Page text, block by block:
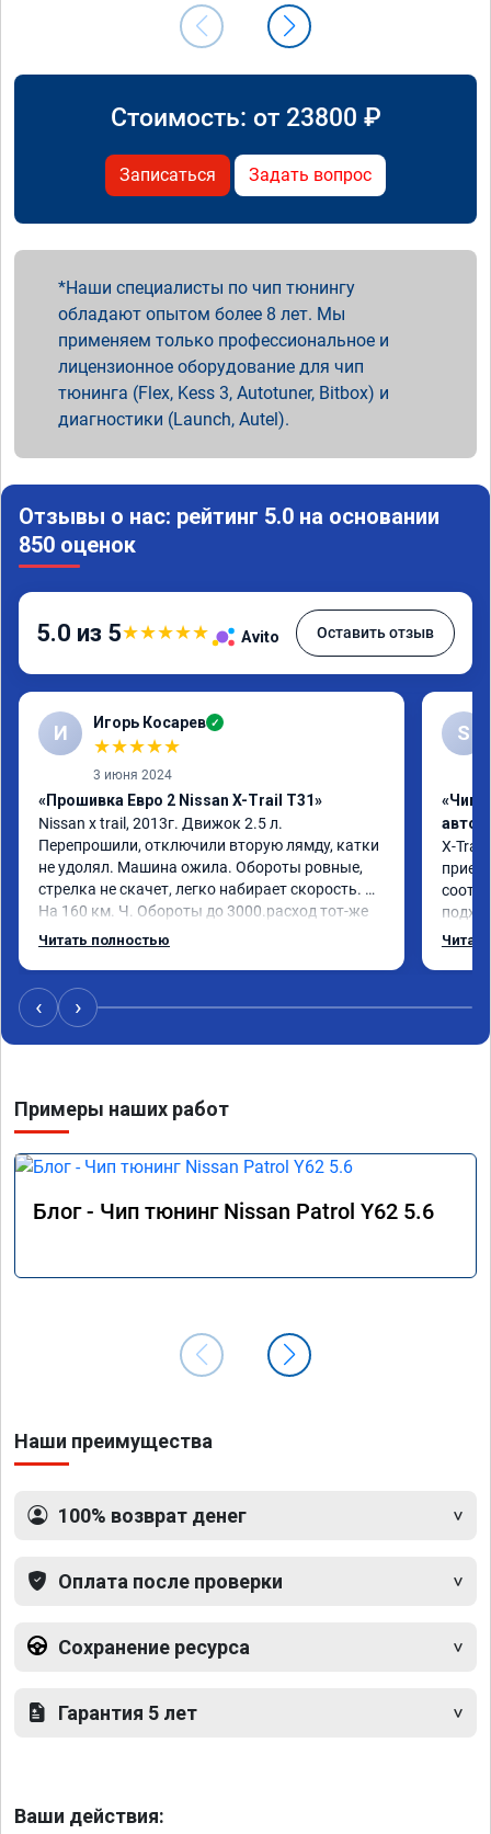
Стоимость: от 23800 ₽
Записаться Задать вопрос
Наши специалисты по чип тюнингу
обладают опытом более 8 лет. Мы
применяем только профессиональное и
лицензионное оборудование для чип
тюнинга (Flex, Kess 3, Autotuner, Bitbox) и
диагностики (Launch, Autel).
Отзывы о нас: рейтинг 5.0 на основании
850 оценок
5.0 из 5★★★★★ Avito Оставить отзыв
И Игорь Косарев ✓
★★★★★
3 июня 2024
«Прошивка Евро 2 Nissan X-Trail T31»
Nissan x trаil, 2013г. Движок 2.5 л.
Перепрошили, отключили вторую лямду, катки
не удолял. Машина ожила. Обороты ровные,
стрелка не скачет, легко набирает скорость.
На 160 км. Ч. Обороты до 3000.расход тот-же
без изменения 12л. Услугой доволен.
Читать полностью
S
«Чип
X-Trail
‹ ›
Примеры наших работ
Блог - Чип тюнинг Nissan Patrol Y62 5.6
Наши преимущества
100% возврат денег
Оплата после проверки
Сохранение ресурса
Гарантия 5 лет
Ваши действия: